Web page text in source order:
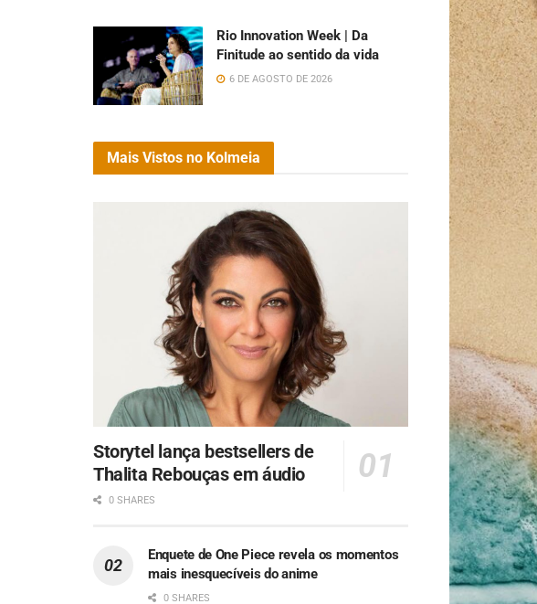
Rio Innovation Week | Da
Finitude ao sentido da vida
6 DE AGOSTO DE 2026
Mais Vistos no Kolmeia
Storytel lança bestsellers de
Thalita Rebouças em áudio
0 SHARES
Enquete de One Piece revela os momentos
mais inesquecíveis do anime
0 SHARES